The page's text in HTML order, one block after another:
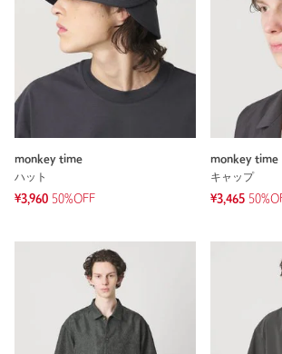
monkey time
ハット
¥3,960 50%OFF
monkey time
キャップ
¥3,465